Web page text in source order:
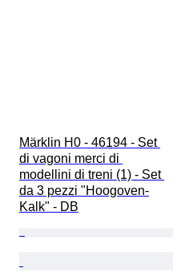
Märklin H0 - 46194 - Set
di vagoni merci di
modellini di treni (1) - Set
da 3 pezzi "Hoogoven-
Kalk" - DB